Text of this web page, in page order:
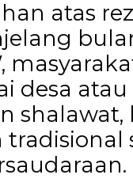
atas
desa